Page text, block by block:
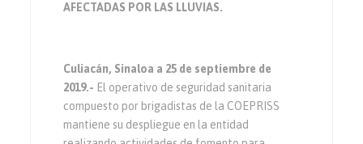
AFECTADAS POR LAS LLUVIAS.
Culiacán, Sinaloa a 25 de septiembre de
2019.- El operativo de seguridad sanitaria
compuesto por brigadistas de la COEPRISS
mantiene su despliegue en la entidad